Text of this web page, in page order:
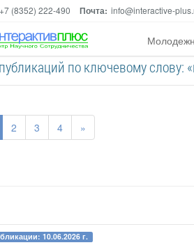
+7 (8352) 222-490 Почта: info@interactive-
по ключевому слову:
2 3 4 »
10.06.2026 г.